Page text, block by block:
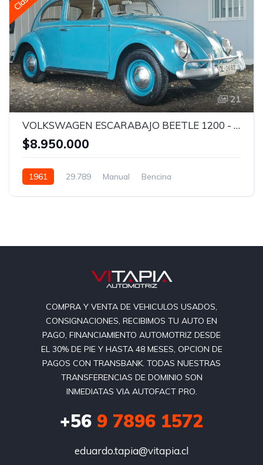
21
VOLKSWAGEN ESCARABAJO BEETLE 1200 - 1961
$8.950.000
1961 29.789 Manual Bencina
COMPRA Y VENTA DE VEHICULOS USADOS,
CONSIGNACIONES, RECIBIMOS TU AUTO EN
PAGO, FINANCIAMIENTO AUTOMOTRIZ DESDE
EL 30% DE PIE Y HASTA 48 MESES, OPCION DE
PAGOS CON TRANSBANK. TODAS NUESTRAS
TRANSFERENCIAS DE DOMINIO SON
INMEDIATAS VIA AUTOFACT PRO.
+56 9 7896 1572
eduardo.tapia@vitapia.cl